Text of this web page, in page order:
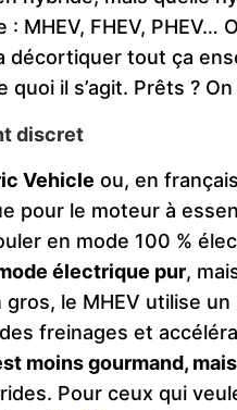
MHEV, FHEV, PHEV…
décortiquer tout ça
il s’agit. Prêts ? On
discret
Vehicle ou, en
pour le moteur à
en mode 100 %
électrique pur,
le MHEV utilise
freinages et
moins gourmand,
Pour ceux qui